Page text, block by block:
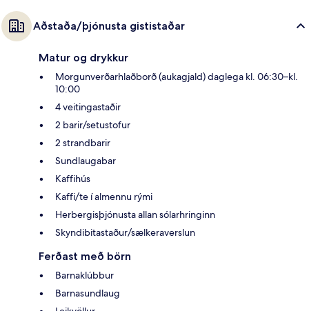
Aðstaða/þjónusta gististaðar
Matur og drykkur
Morgunverðarhlaðborð (aukagjald) daglega kl. 06:30–kl.
10:00
4 veitingastaðir
2 barir/setustofur
2 strandbarir
Sundlaugabar
Kaffihús
Kaffi/te í almennu rými
Herbergisþjónusta allan sólarhringinn
Skyndibitastaður/sælkeraverslun
Ferðast með börn
Barnaklúbbur
Barnasundlaug